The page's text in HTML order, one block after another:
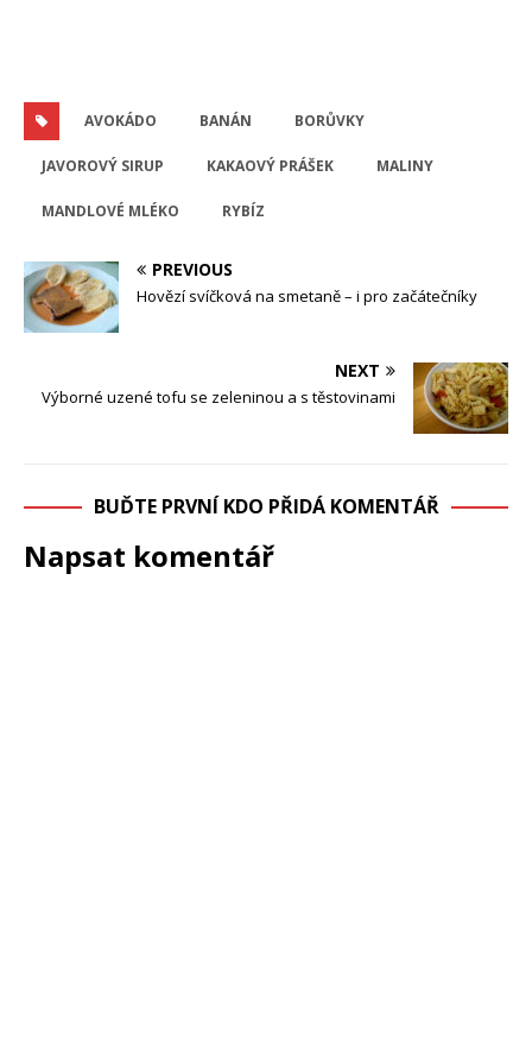
AVOKÁDO BANÁN BORŮVKY
JAVOROVÝ SIRUP KAKAOVÝ PRÁŠEK MALINY
MANDLOVÉ MLÉKO RYBÍZ
PREVIOUS
Hovězí svíčková na smetaně – i pro začátečníky
NEXT
Výborné uzené tofu se zeleninou a s těstovinami
BUĎTE PRVNÍ KDO PŘIDÁ KOMENTÁŘ
Napsat komentář